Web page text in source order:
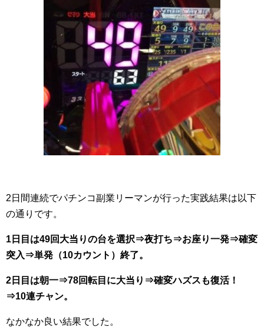
2日間連続でパチンコ副業リーマンが行った実践結果は以下
の通りです。
1日目は49回大当りの台を選択⇒夜打ち⇒お座り一発⇒確変
突入⇒単発（10カウント）終了。
2日目は朝一⇒78回転目に大当り⇒確変ハズスも復活！
⇒10連チャン。
なかなか良い結果でした。